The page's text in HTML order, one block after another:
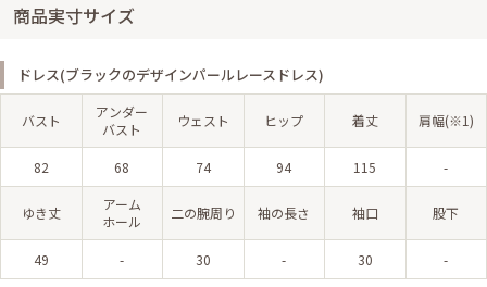
商品実寸サイズ
ドレス(ブラックのデザインパールレースドレス)
バスト
アンダー
バスト
ウェスト ヒップ 着丈 肩幅(※1)
82 68 74 94 115 -
ゆき丈
アーム
ホール
二の腕周り 袖の長さ 袖口 股下
49 - 30 - 30 -